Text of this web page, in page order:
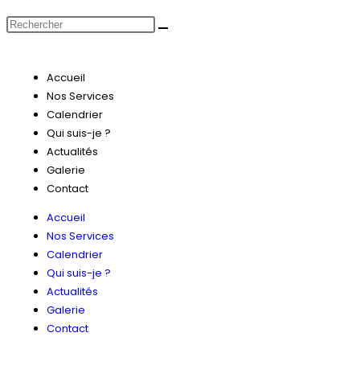
Accueil
Nos Services
Calendrier
Qui suis-je ?
Actualités
Galerie
Contact
Accueil
Nos Services
Calendrier
Qui suis-je ?
Actualités
Galerie
Contact